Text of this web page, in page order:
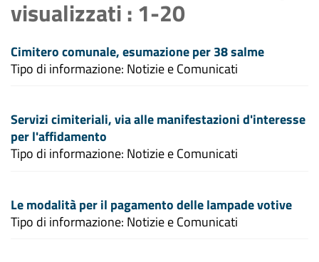
visualizzati : 1-20
Cimitero comunale, esumazione per 38 salme
Tipo di informazione: Notizie e Comunicati
Servizi cimiteriali, via alle manifestazioni d'interesse
per l'affidamento
Tipo di informazione: Notizie e Comunicati
Le modalità per il pagamento delle lampade votive
Tipo di informazione: Notizie e Comunicati